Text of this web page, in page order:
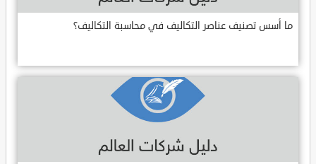
ما أسس تصنيف عناصر التكاليف في محاسبة التكاليف؟